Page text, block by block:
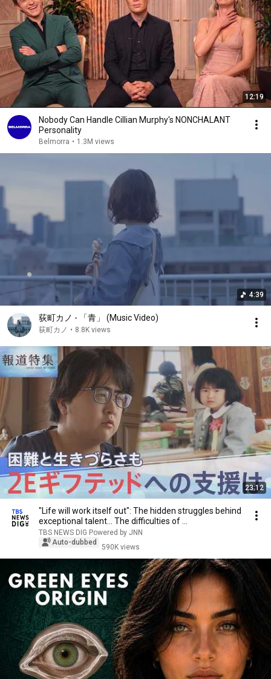
12:19
Nobody Can Handle Cillian Murphy's NONCHALANT
Personality
Belmorra • 1.3M views
4:39
荻町カノ - 「青」 (Music Video)
荻町カノ • 8.8K views
23:12
"Life will work itself out": The hidden struggles behind
exceptional talent… The difficulties of ...
TBS NEWS DIG Powered by JNN
Auto-dubbed
590K views